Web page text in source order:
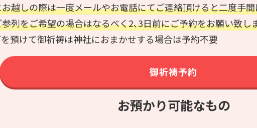
越しの際は一度メールやお電話にてご連絡頂けると二度手
列をご希望の場合はなるべく2､3日前にご予約をお願い致し
預けて御祈祷は神社におまかせする場合は予約不要
御祈祷予約
お預かり可能なもの